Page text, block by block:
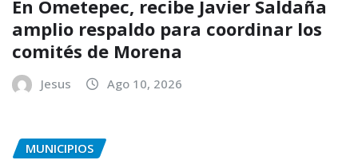
En Ometepec, recibe Javier Saldaña
amplio respaldo para coordinar los
comités de Morena
Jesus Ago 10, 2026
MUNICIPIOS